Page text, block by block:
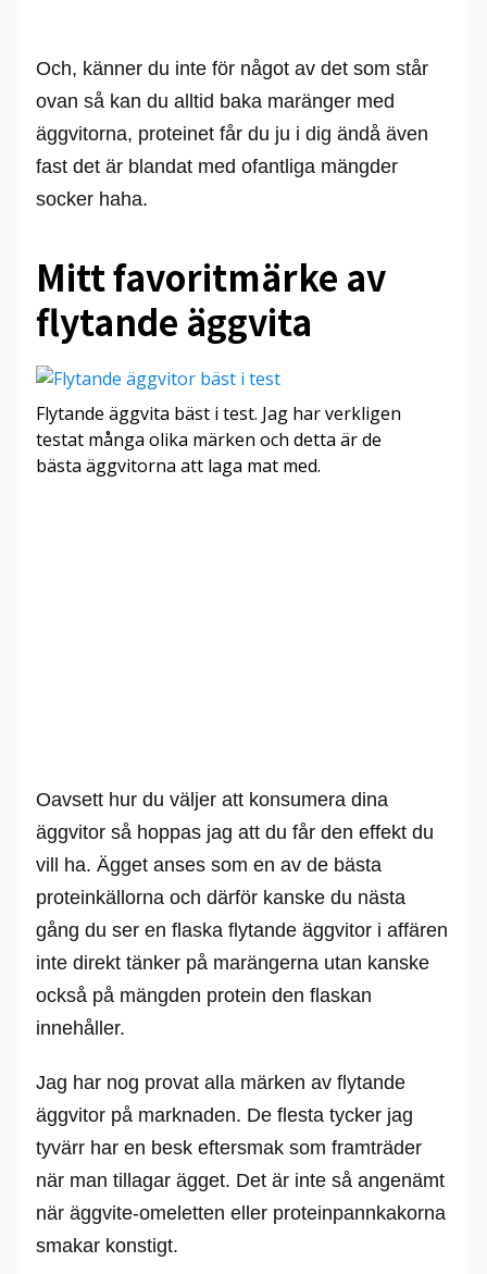
Och, känner du inte för något av det som står
ovan så kan du alltid baka maränger med
äggvitorna, proteinet får du ju i dig ändå även
fast det är blandat med ofantliga mängder
socker haha.
Mitt favoritmärke av
flytande äggvita
Flytande äggvita bäst i test. Jag har verkligen
testat många olika märken och detta är de
bästa äggvitorna att laga mat med.
Oavsett hur du väljer att konsumera dina
äggvitor så hoppas jag att du får den effekt du
vill ha. Ägget anses som en av de bästa
proteinkällorna och därför kanske du nästa
gång du ser en flaska flytande äggvitor i affären
inte direkt tänker på marängerna utan kanske
också på mängden protein den flaskan
innehåller.
Jag har nog provat alla märken av flytande
äggvitor på marknaden. De flesta tycker jag
tyvärr har en besk eftersmak som framträder
när man tillagar ägget. Det är inte så angenämt
när äggvite-omeletten eller proteinpannkakorna
smakar konstigt.